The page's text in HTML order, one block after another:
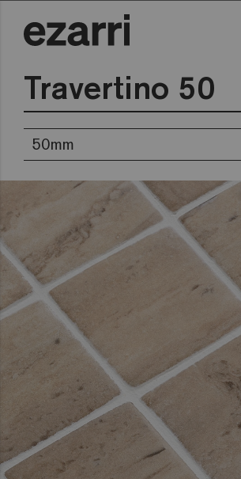
Travertino 50
50mm